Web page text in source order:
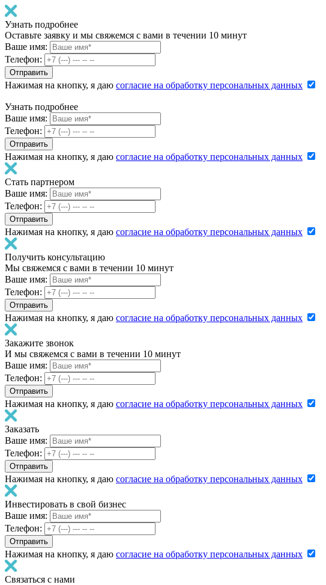
Узнать подробнее
Оставьте заявку и мы свяжемся с вами в течении 10 минут
Ваше имя:
Телефон:
Нажимая на кнопку, я даю согласие на обработку персональных данных
Узнать подробнее
Ваше имя:
Телефон:
Нажимая на кнопку, я даю согласие на обработку персональных данных
Стать партнером
Ваше имя:
Телефон:
Нажимая на кнопку, я даю согласие на обработку персональных данных
Получить консультацию
Мы свяжемся с вами в течении 10 минут
Ваше имя:
Телефон:
Нажимая на кнопку, я даю согласие на обработку персональных данных
Закажите звонок
И мы свяжемся с вами в течении 10 минут
Ваше имя:
Телефон:
Нажимая на кнопку, я даю согласие на обработку персональных данных
Заказать
Ваше имя:
Телефон:
Нажимая на кнопку, я даю согласие на обработку персональных данных
Инвестировать в свой бизнес
Ваше имя:
Телефон:
Нажимая на кнопку, я даю согласие на обработку персональных данных
Связаться с нами